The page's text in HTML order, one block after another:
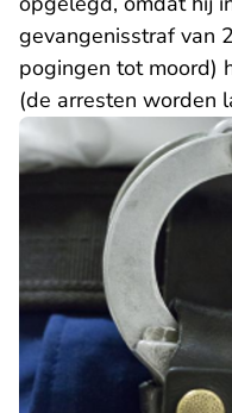
gevangenisstraf van
pogingen tot moord)
(de arresten worden